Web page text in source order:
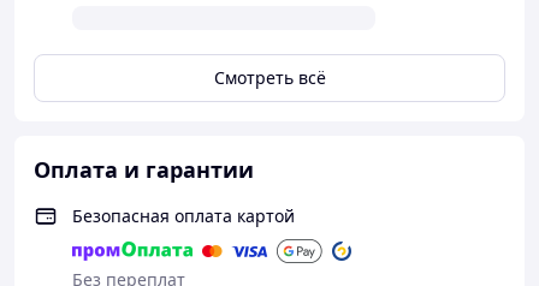
Смотреть всё
Оплата и гарантии
Безопасная оплата картой
Без переплат